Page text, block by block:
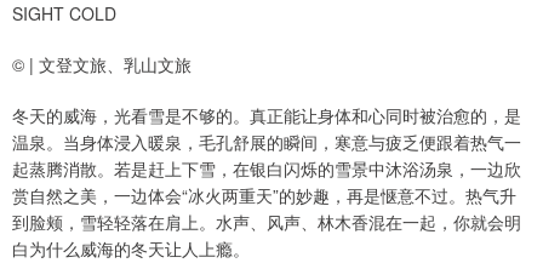
SIGHT COLD
© | 文登文旅、乳山文旅
冬天的威海，光看雪是不够的。真正能让身体和心同时被治愈的，是
温泉。当身体浸入暖泉，毛孔舒展的瞬间，寒意与疲乏便跟着热气一
起蒸腾消散。若是赶上下雪，在银白闪烁的雪景中沐浴汤泉，一边欣
赏自然之美，一边体会“冰火两重天”的妙趣，再是惬意不过。热气升
到脸颊，雪轻轻落在肩上。水声、风声、林木香混在一起，你就会明
白为什么威海的冬天让人上瘾。